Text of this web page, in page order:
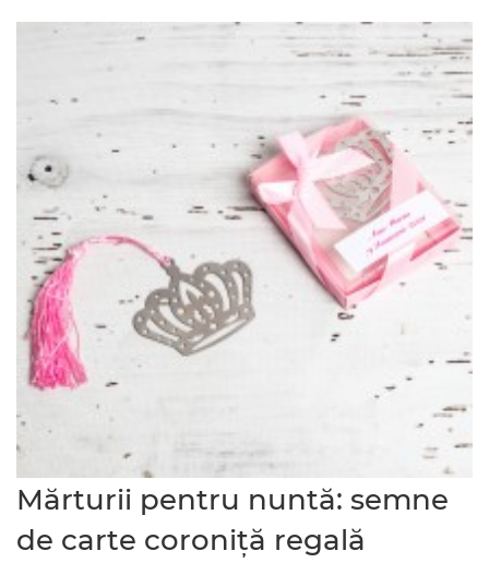
Mărturii pentru nuntă: semne
de carte coroniță regală